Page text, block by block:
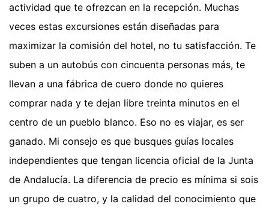
actividad que te ofrezcan en la recepción. Muchas
veces estas excursiones están diseñadas para
maximizar la comisión del hotel, no tu satisfacción. Te
suben a un autobús con cincuenta personas más, te
llevan a una fábrica de cuero donde no quieres
comprar nada y te dejan libre treinta minutos en el
centro de un pueblo blanco. Eso no es viajar, es ser
ganado. Mi consejo es que busques guías locales
independientes que tengan licencia oficial de la Junta
de Andalucía. La diferencia de precio es mínima si sois
un grupo de cuatro, y la calidad del conocimiento que